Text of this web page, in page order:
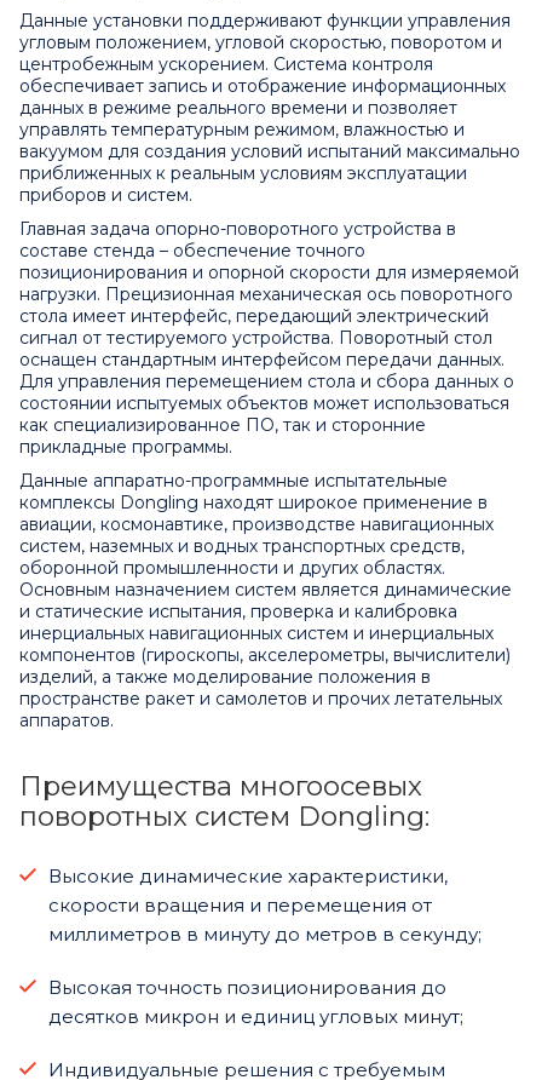
Данные установки поддерживают функции управления
угловым положением, угловой скоростью, поворотом и
центробежным ускорением. Система контроля
обеспечивает запись и отображение информационных
данных в режиме реального времени и позволяет
управлять температурным режимом, влажностью и
вакуумом для создания условий испытаний максимально
приближенных к реальным условиям эксплуатации
приборов и систем.
Главная задача опорно-поворотного устройства в
составе стенда – обеспечение точного
позиционирования и опорной скорости для измеряемой
нагрузки. Прецизионная механическая ось поворотного
стола имеет интерфейс, передающий электрический
сигнал от тестируемого устройства. Поворотный стол
оснащен стандартным интерфейсом передачи данных.
Для управления перемещением стола и сбора данных о
состоянии испытуемых объектов может использоваться
как специализированное ПО, так и сторонние
прикладные программы.
Данные аппаратно-программные испытательные
комплексы Dongling находят широкое применение в
авиации, космонавтике, производстве навигационных
систем, наземных и водных транспортных средств,
оборонной промышленности и других областях.
Основным назначением систем является динамические
и статические испытания, проверка и калибровка
инерциальных навигационных систем и инерциальных
компонентов (гироскопы, акселерометры, вычислители)
изделий, а также моделирование положения в
пространстве ракет и самолетов и прочих летательных
аппаратов.
Преимущества многоосевых
поворотных систем Dongling:
Высокие динамические характеристики,
скорости вращения и перемещения от
миллиметров в минуту до метров в секунду;
Высокая точность позиционирования до
десятков микрон и единиц угловых минут;
Индивидуальные решения с требуемым